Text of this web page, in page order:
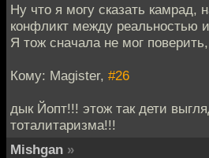
Ну что я могу сказать камрад,
конфликт между
Я тож сначала не мог
Кому: Magister, #26
дык Йопт!!! этож так дети
тоталитаризма!!!
Mishgan »